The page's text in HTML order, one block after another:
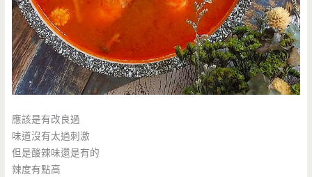
應該是有改良過
味道沒有太過刺激
但是酸辣味還是有的
辣度有點高